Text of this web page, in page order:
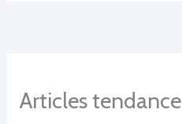
Articles tendance